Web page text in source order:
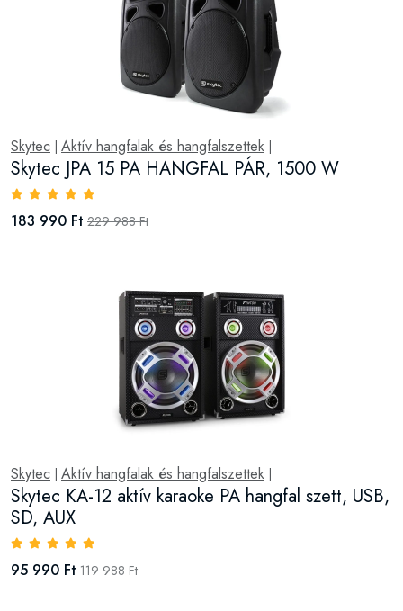
Skytec Aktív hangfalak és hangfalszettek
Skytec JPA 15 PA HANGFAL PÁR, 1500 W
183 990 Ft 229 988 Ft
Skytec Aktív hangfalak és hangfalszettek
Skytec KA-12 aktív karaoke PA hangfal szett, USB,
SD, AUX
95 990 Ft 119 988 Ft